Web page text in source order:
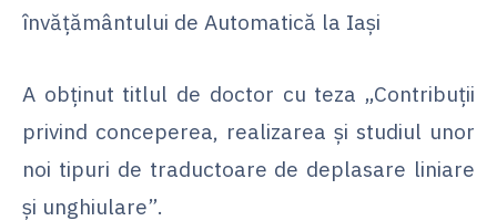
învățământului de Automatică la Iași
A obținut titlul de doctor cu teza „Contribuţii
privind conceperea, realizarea şi studiul unor
noi tipuri de traductoare de deplasare liniare
şi unghiulare”.